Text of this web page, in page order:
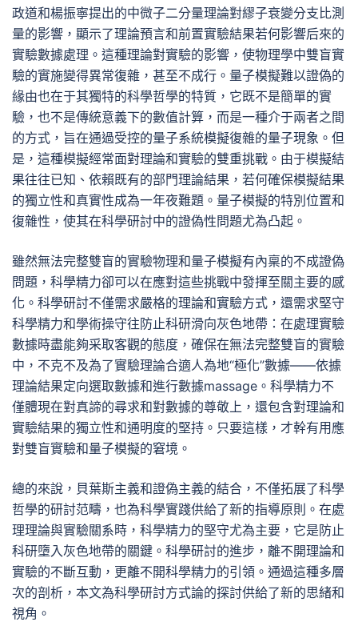
政道和楊振寧提出的中微子二分量理論對繆子衰變分支比測
量的影響，顯示了理論預言和前置實驗結果若何影響后來的
實驗數據處理。這種理論對實驗的影響，使物理學中雙盲實
驗的實施變得異常復雜，甚至不成行。量子模擬難以證偽的
緣由也在于其獨特的科學哲學的特質，它既不是簡單的實
驗，也不是傳統意義下的數值計算，而是一種介于兩者之間
的方式，旨在通過受控的量子系統模擬復雜的量子現象。但
是，這種模擬經常面對理論和實驗的雙重挑戰。由于模擬結
果往往已知、依賴既有的部門理論結果，若何確保模擬結果
的獨立性和真實性成為一年夜難題。量子模擬的特別位置和
復雜性，使其在科學研討中的證偽性問題尤為凸起。
雖然無法完整雙盲的實驗物理和量子模擬有內稟的不成證偽
問題，科學精力卻可以在應對這些挑戰中發揮至關主要的感
化。科學研討不僅需求嚴格的理論和實驗方式，還需求堅守
科學精力和學術操守往防止科研滑向灰色地帶：在處理實驗
數據時盡能夠采取客觀的態度，確保在無法完整雙盲的實驗
中，不克不及為了實驗理論合適人為地“極化”數據——依據
理論結果定向選取數據和進行數據massage。科學精力不
僅體現在對真諦的尋求和對數據的尊敬上，還包含對理論和
實驗結果的獨立性和通明度的堅持。只要這樣，才幹有用應
對雙盲實驗和量子模擬的窘境。
總的來說，貝葉斯主義和證偽主義的結合，不僅拓展了科學
哲學的研討范疇，也為科學實踐供給了新的指導原則。在處
理理論與實驗關系時，科學精力的堅守尤為主要，它是防止
科研墮入灰色地帶的關鍵。科學研討的進步，離不開理論和
實驗的不斷互動，更離不開科學精力的引領。通過這種多層
次的剖析，本文為科學研討方式論的探討供給了新的思緒和
視角。